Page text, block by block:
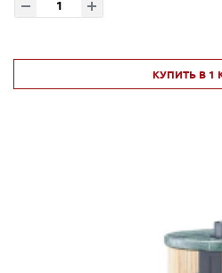
КУПИТЬ В 1